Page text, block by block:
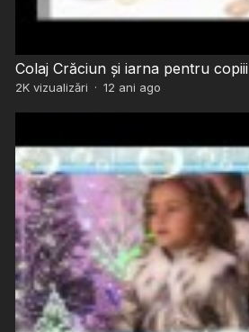
Colaj Crăciun și iarna pentru copiii
2Kvizualizări · 12 ani ago